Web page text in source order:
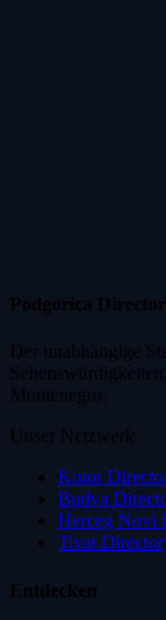
Podgorica
Der unabhängige
Montenegro.
Unser Netzwerk
Kotor
Budva
Herceg Novi
Tivat
Entdecken